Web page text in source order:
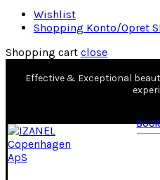
Wishlist
Shopping Konto/Opret
Shopping cart close
Effective & Exceptional